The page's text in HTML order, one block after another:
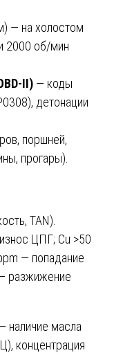
— на холостом
2000 об/мин
II) — коды
детонации
поршней,
прогары).
TAN).
ЦПГ; Cu >50
— попадание
разжижение
наличие масла
концентрация